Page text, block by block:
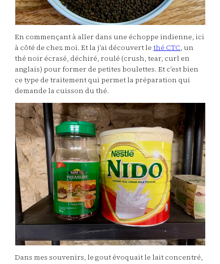
En commençant à aller dans une échoppe indienne, ici
à côté de chez moi. Et la j’ai découvert lethé CTC, un
thé noir écrasé, déchiré, roulé (crush, tear, curl en
anglais) pour former de petites boulettes. Et c’est bien
ce type de traitement qui permet la préparation qui
demande la cuisson du thé.
Dans mes souvenirs, le gout évoquait le lait concentré,